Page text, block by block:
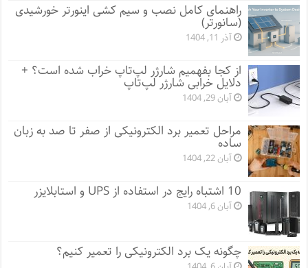
راهنمای کامل نصب و سیم کشی اینورتر خورشیدی
(سانورتر)
آذر 11, 1404
از کجا بفهمیم شارژر لپ‌تاپ خراب شده است؟ +
دلایل خرابی شارژر لپ‌تاپ
آبان 29, 1404
مراحل تعمیر برد الکترونیکی از صفر تا صد به زبان
ساده
آبان 22, 1404
10 اشتباه رایج در استفاده از UPS و استابلایزر
آبان 6, 1404
چگونه یک برد الکترونیکی را تعمیر کنیم؟